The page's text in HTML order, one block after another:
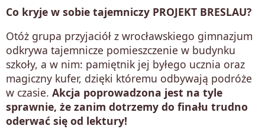
Co kryje w sobie tajemniczy PROJEKT BRESLAU?
Otóż grupa przyjaciół z wrocławskiego gimnazjum
odkrywa tajemnicze pomieszczenie w budynku
szkoły, a w nim: pamiętnik jej byłego ucznia oraz
magiczny kufer, dzięki któremu odbywają podróże
w czasie. Akcja poprowadzona jest na tyle
sprawnie, że zanim dotrzemy do finału trudno
oderwać się od lektury!